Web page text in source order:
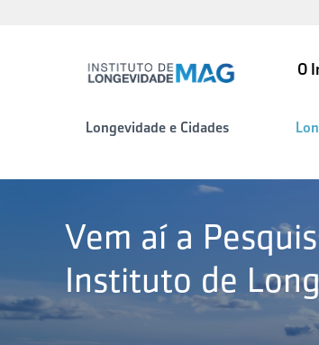
O
Longevidade e Cidades
Vem aí a
Instituto de